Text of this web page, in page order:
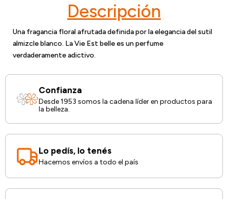
Descripción
Una fragancia floral afrutada definida por la elegancia del sutil
almizcle blanco. La Vie Est belle es un perfume
verdaderamente adictivo.
Confianza
Desde 1953 somos la cadena líder en productos para
la belleza.
Lo pedís, lo tenés
Hacemos envíos a todo el país